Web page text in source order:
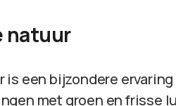
natuur
is een bijzondere
met groen en frisse